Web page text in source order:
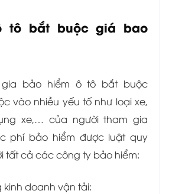
tô bắt buộc giá bao
bảo hiểm ô tô bắt buộc
vào nhiều yếu tố như loại xe,
xe,… của người tham gia
phí bảo hiểm được luật quy
tất cả các công ty bảo hiểm:
kinh doanh vận tải: